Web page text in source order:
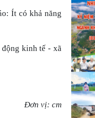
Ít có khả năng
động kinh tế - xã
Đơn vị: cm